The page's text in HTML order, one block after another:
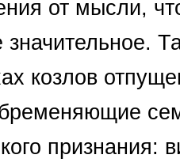
от мысли,
значитель­ное.
козлов
признания: